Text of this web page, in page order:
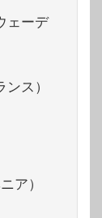
ェーデ
ス）
ア）